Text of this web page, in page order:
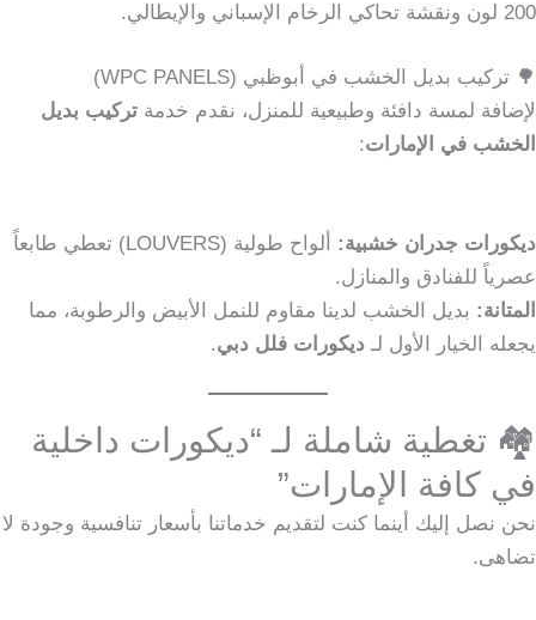
200 لون ونقشة تحاكي الرخام الإسباني والإيطالي.
🌳 تركيب بديل الخشب في أبوظبي (WPC PANELS)
لإضافة لمسة دافئة وطبيعية للمنزل، نقدم خدمة تركيب بديل
الخشب في الإمارات:
ديكورات جدران خشبية:
ألواح طولية (LOUVERS) تعطي طابعاً
عصرياً للفنادق والمنازل.
المتانة: بديل الخشب لدينا مقاوم للنمل الأبيض والرطوبة، مما
يجعله الخيار الأول لـ ديكورات فلل دبي.
🏘️ تغطية شاملة لـ “ديكورات داخلية
في كافة الإمارات”
نحن نصل إليك أينما كنت لتقديم خدماتنا بأسعار تنافسية وجودة لا
تضاهى.